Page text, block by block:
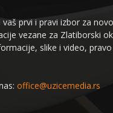
prvi i pravi izbor za
vezane za Zlatiborski
slike i video,
office@uzicemedia.rs